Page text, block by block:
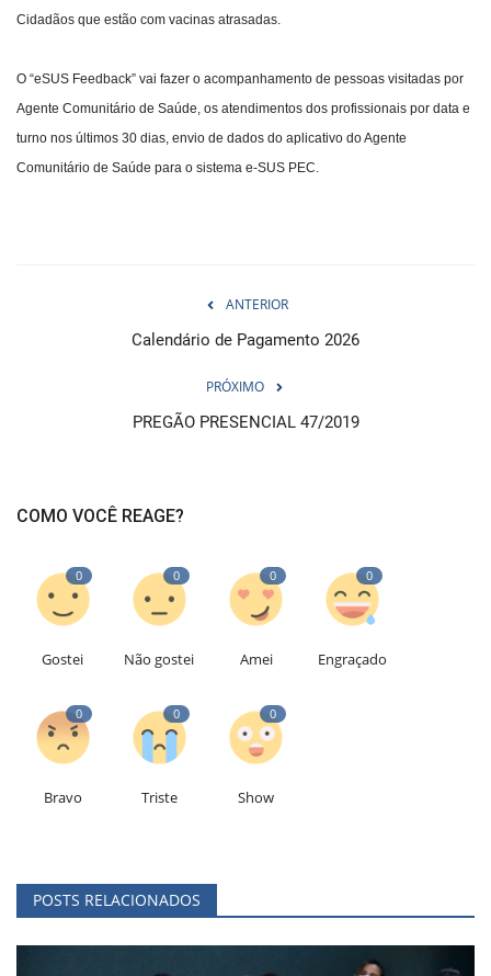
Cidadãos que estão com vacinas atrasadas.
O “eSUS Feedback” vai fazer o acompanhamento de pessoas visitadas por
Agente Comunitário de Saúde, os atendimentos dos profissionais por data e
turno nos últimos 30 dias, envio de dados do aplicativo do Agente
Comunitário de Saúde para o sistema e-SUS PEC.
ANTERIOR
Calendário de Pagamento 2026
PRÓXIMO
PREGÃO PRESENCIAL 47/2019
COMO VOCÊ REAGE?
0
Gostei
0
Não gostei
0
Amei
0
Engraçado
0
Bravo
0
Triste
0
Show
POSTS RELACIONADOS